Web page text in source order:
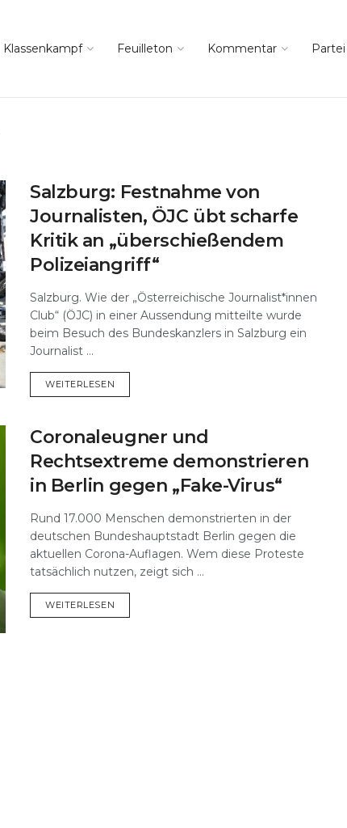
Klassenkampf Feuilleton Kommentar
Salzburg: Festnahme von
Journalisten, ÖJC übt scharfe
Kritik an „überschießendem
Polizeiangriff“
Salzburg. Wie der „Österreichische Journalist*innen
Club“ (ÖJC) in einer Aussendung mitteilte wurde
beim Besuch des Bundeskanzlers in Salzburg ein
Journalist ...
WEITERLESEN
Coronaleugner und
Rechtsextreme demonstrieren
in Berlin gegen „Fake-Virus“
Rund 17.000 Menschen demonstrierten in der
deutschen Bundeshauptstadt Berlin gegen die
aktuellen Corona-Auflagen. Wem diese Proteste
tatsächlich nutzen, zeigt sich ...
WEITERLESEN